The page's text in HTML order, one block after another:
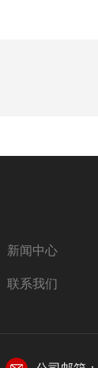
新闻中心
联系我们